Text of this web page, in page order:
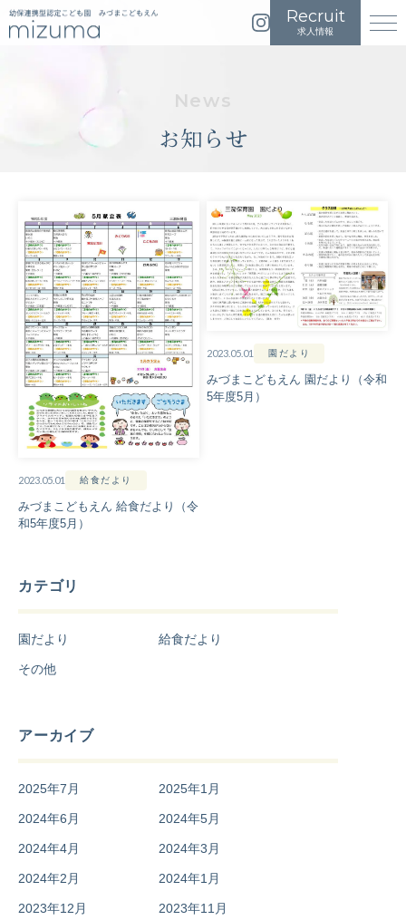
イ
ち
ら
求人情報
メ
お知らせ
2023.05.01 給食だより
みづまこどもえん 給食だより（令
和5年度5月）
2023.05.01 園だより
みづまこどもえん 園だより（令和
5年度5月）
カテゴリ
園だより 給食だより
その他
アーカイブ
2025年7月 2025年1月
2024年6月 2024年5月
2024年4月 2024年3月
2024年2月 2024年1月
2023年12月 2023年11月